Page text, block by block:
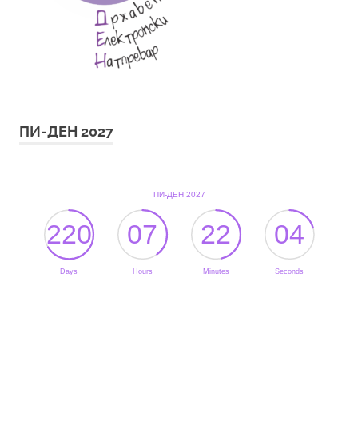
ПИ-ДЕН 2027